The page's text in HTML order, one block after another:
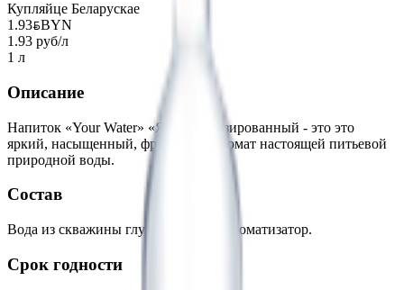
Купляйце Беларускае
1.93BYNBYN
1.93 руб/л
1 л
Описание
Напиток «Your Water» «Яблоко» газированный - это это
яркий, насыщенный, фруктовый аромат настоящей питьевой
природной воды.
Состав
Вода из скважины глубиной 266м, ароматизатор.
Срок годности